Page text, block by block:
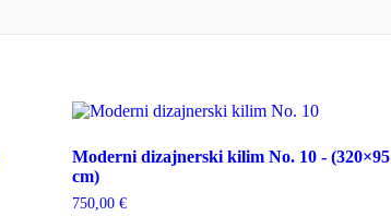
Moderni dizajnerski kilim No. 10 - (320×95
cm)
750,00€